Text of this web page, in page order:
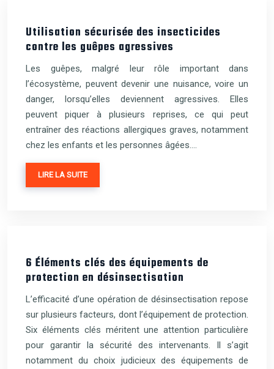
Utilisation sécurisée des insecticides
contre les guêpes agressives
Les guêpes, malgré leur rôle important dans
l’écosystème, peuvent devenir une nuisance, voire un
danger, lorsqu’elles deviennent agressives. Elles
peuvent piquer à plusieurs reprises, ce qui peut
entraîner des réactions allergiques graves, notamment
chez les enfants et les personnes âgées….
LIRE LA SUITE
6 Éléments clés des équipements de
protection en désinsectisation
L’efficacité d’une opération de désinsectisation repose
sur plusieurs facteurs, dont l’équipement de protection.
Six éléments clés méritent une attention particulière
pour garantir la sécurité des intervenants. Il s’agit
notamment du choix judicieux des équipements de